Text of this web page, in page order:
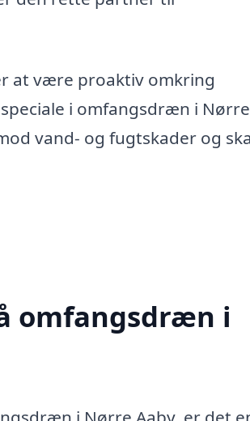
at være proaktiv omkring
i omfangsdræn i Nørre
vand- og fugtskader og
omfangsdræn i